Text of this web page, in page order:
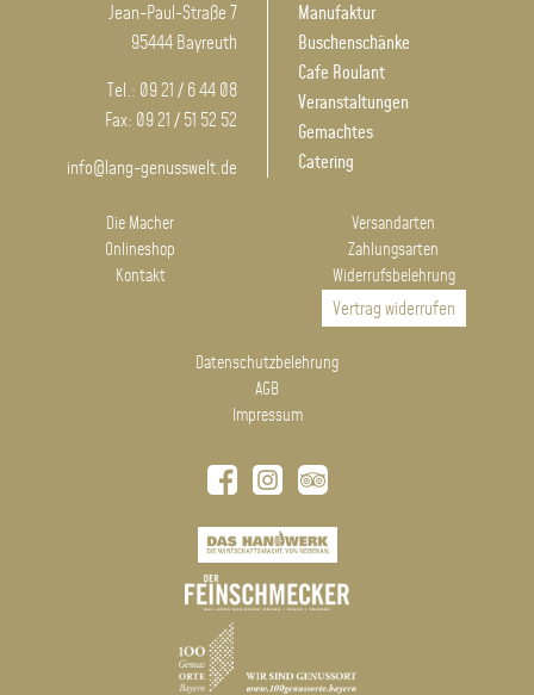
Jean-Paul-Straße 7
95444 Bayreuth
Tel.: 09 21 / 6 44 08
Fax: 09 21 / 51 52 52
info@lang-genusswelt.de
Manufaktur
Buschenschänke
Cafe Roulant
Veranstaltungen
Gemachtes
Catering
Die Macher
Onlineshop
Kontakt
Versandarten
Zahlungsarten
Widerrufsbelehrung
Vertrag widerrufen
Datenschutzbelehrung
AGB
Impressum